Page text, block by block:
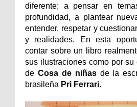
diferente; a pensar en
profundidad, a plantear
entender, respetar y
y realidades. En esta
contar sobre un libro
sus ilustraciones como por su
de Cosa de niñasde la
brasileña Pri Ferrari.